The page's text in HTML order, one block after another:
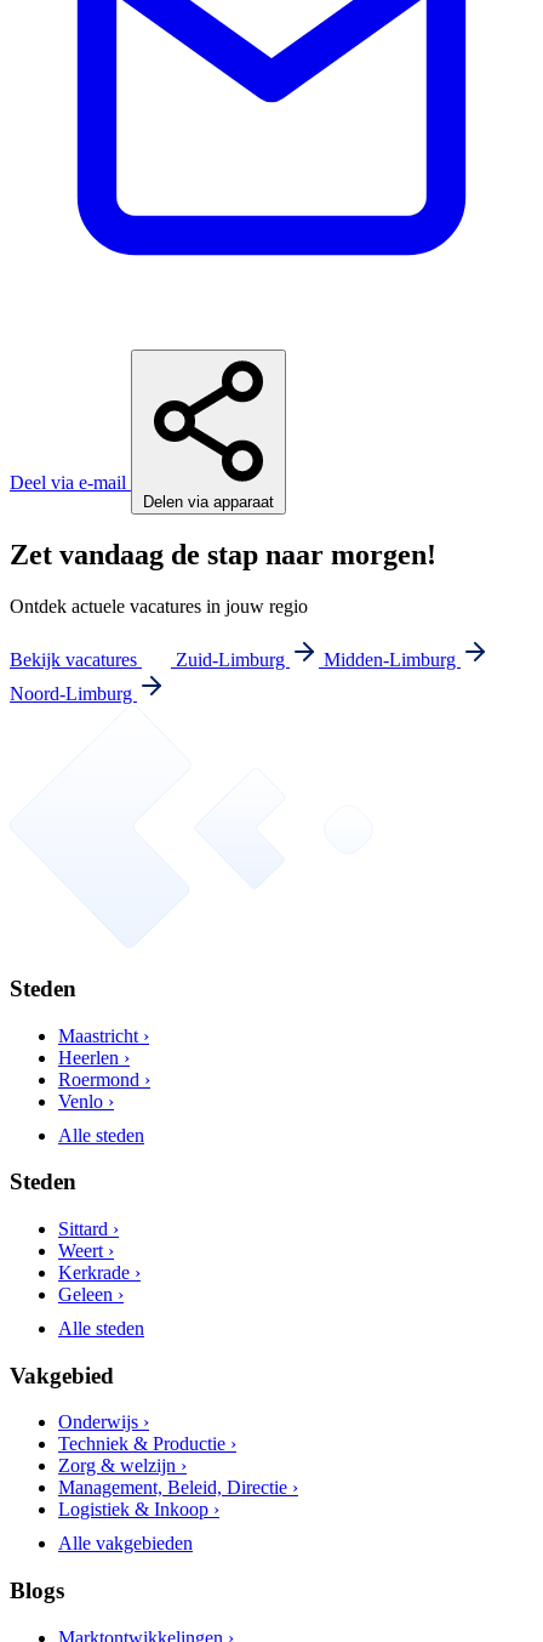
Deel via e-mail
Delen via apparaat
Zet vandaag de stap naar morgen!
Ontdek actuele vacatures in jouw regio
Bekijk vacatures Zuid-Limburg
Midden-Limburg
Noord-Limburg
Steden
Maastricht ›
Heerlen ›
Roermond ›
Venlo ›
Alle steden
Steden
Sittard ›
Weert ›
Kerkrade ›
Geleen ›
Alle steden
Vakgebied
Onderwijs ›
Techniek & Productie ›
Zorg & welzijn ›
Management, Beleid, Directie ›
Logistiek & Inkoop ›
Alle vakgebieden
Blogs
Marktontwikkelingen ›